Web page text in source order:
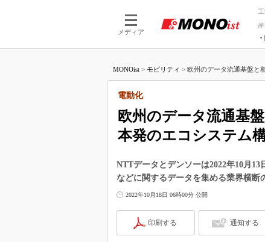
メディア
つながる工場
AI×設
MONOist > モビリティ > 欧州のデータ流通基盤と
欧州のデータ流通基
本発のエコシステム
電動化
NTTデータとデンソーは2022年10月
などに関するデータを集める業界横断
2022年10月18日 06時00分 公開
印刷する 通知する